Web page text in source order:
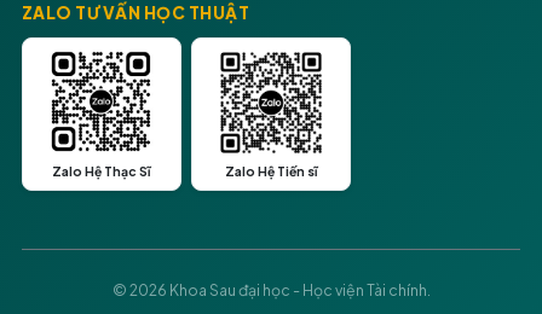
ZALO TƯ VẤN HỌC THUẬT
Zalo Hệ Thạc Sĩ Zalo Hệ Tiến sĩ
© 2026 Khoa Sau đại học - Học viện Tài chính.